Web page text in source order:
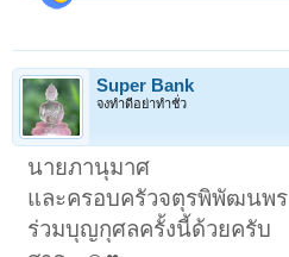
Super Bank
จงทำดีอย่าทำชั่ว
นายภานุมาศ
และครอบครัวจตุรพิพัฒนพร
ร่วมบุญกุศลครั้งนี้ด้วยครับ